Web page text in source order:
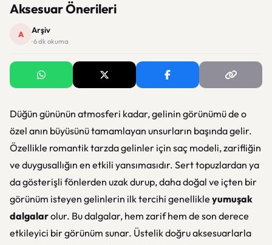
Aksesuar Önerileri
A Arşiv
· 6 dk okuma
Düğün gününün atmosferi kadar, gelinin görünümü de o
özel anın büyüsünü tamamlayan unsurların başında gelir.
Özellikle romantik tarzda gelinler için saç modeli, zarifliğin
ve duygusallığın en etkili yansımasıdır. Sert topuzlardan ya
da gösterişli fönlerden uzak durup, daha doğal ve içten bir
görünüm isteyen gelinlerin ilk tercihi genellikle yumuşak
dalgalarolur. Bu dalgalar, hem zarif hem de son derece
etkileyici bir görünüm sunar. Üstelik doğru aksesuarlarla